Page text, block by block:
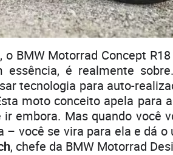
BMW Motorrad Concept
é realmente
tecnologia para auto-
moto conceito apela para
embora. Mas quando você
– você se vira para ela e dá
, chefe da BMW Motorrad